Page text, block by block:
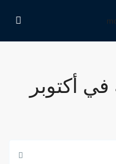
أكتوبر